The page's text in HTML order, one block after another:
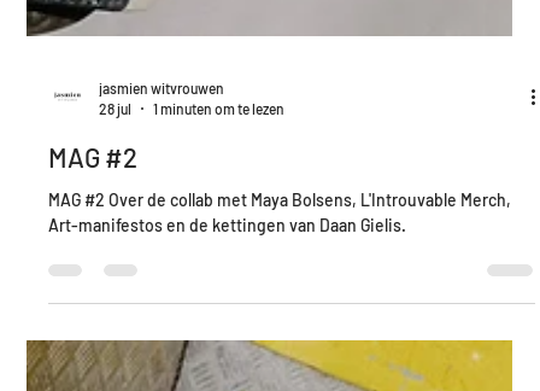
jasmien witvrouwen
MAG #2
MAG #2 Over de collab met Maya Bolsens, L'Introuvable Merch,
Art-manifestos en de kettingen van Daan Gielis.